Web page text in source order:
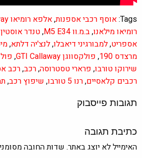
Tags: אוסף רכבי אספנות,אלפא רומיאו gtv6 Callaway
רומיאו מילאנו,ב.מ.וו M5 E34 ,טנדר אוסטין
אספריט,למבורגיני דיאבלו,לנצ'יה דלתא,
מרצדס 190
, פולקסווגן GTI Callaway ,
שירוקו טורבו, פרארי טסטרוסה,רכב,רכב
רכבים קלאסיים,רנו 5 טורבו , שיפוץ רכב,
תגובות פייסבוק
כתיבת תגובה
האימייל לא יוצג באתר. שדות החובה